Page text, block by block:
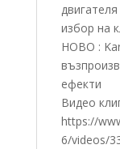
избор на
НОВО :
ефекти
Видео
https://
6/videos/